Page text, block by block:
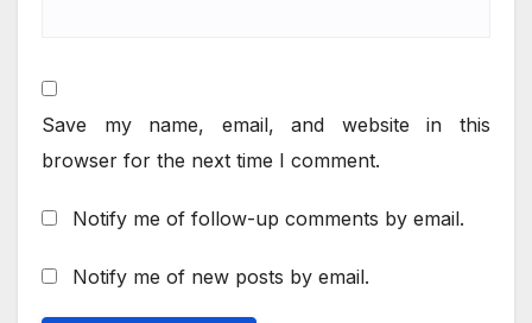
Save my name, email, and website in this
browser for the next time I comment.
Notify me of follow-up comments by email.
Notify me of new posts by email.